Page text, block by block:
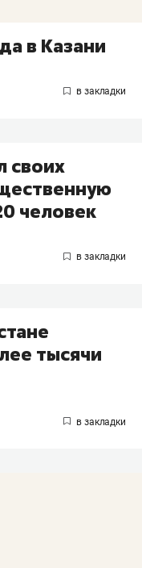
в Казани
своих
человек
тысячи